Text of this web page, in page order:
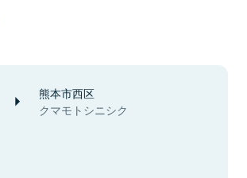
熊本市西区
クマモトシニシク